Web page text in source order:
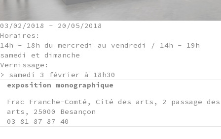
03/02/2018 - 20/05/2018
Horaires:
14h - 18h du mercredi au vendredi / 14h - 19h
samedi et dimanche
Vernissage:
> samedi 3 février à 18h30
exposition monographique
Frac Franche-Comté, Cité des arts, 2 passage des
arts, 25000 Besançon
03 81 87 87 40